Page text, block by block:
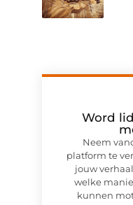
Word
Neem
platform te
jouw
welke
kunnen